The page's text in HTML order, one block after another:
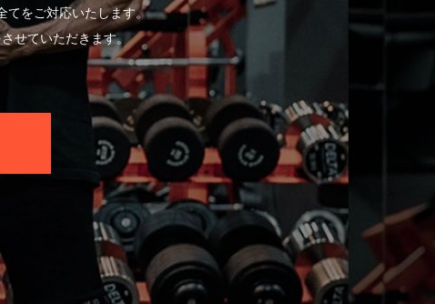
てをご対応いたします。
せていただきます。